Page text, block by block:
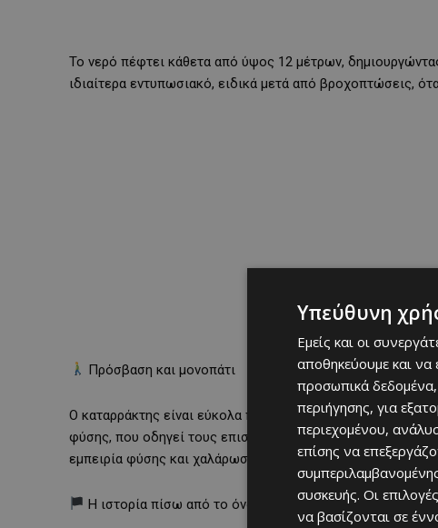
Το νερό πέφτει κάθετα από ύψος 12 μέτρων,
ιδιαίτερα εντυπωσιακό, ειδικά μετά από βροχοπτώσεις,
Πρόσβαση και μονοπάτι
Ο καταρράκτης είναι εύκολα προσβάσιμος τόσο με
φύσης, που οδηγεί τους επισκέπτες μέσα από πυκνή
εμπειρία φύσης και χαλάρωσης.
Η ιστορία πίσω από το όνομα
Υπεύθυνη
Εμείς και οι
αποθηκεύουμε και
προσωπικά
περιήγησης, για
περιεχομένου,
επίσης να
συσκευής. Οι
να βασίζονται σε